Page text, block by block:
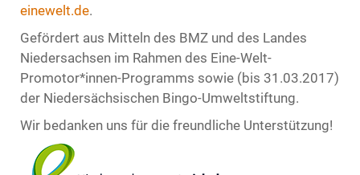
einewelt.de.
Gefördert aus Mitteln des BMZ und des Landes
Niedersachsen im Rahmen des Eine-Welt-
Promotor*innen-Programms sowie (bis 31.03.2017)
der Niedersächsischen Bingo-Umweltstiftung.
Wir bedanken uns für die freundliche Unterstützung!